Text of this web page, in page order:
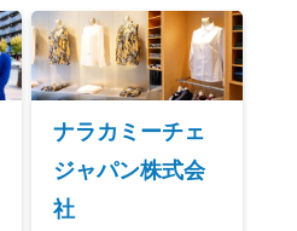
ナラカミーチェ
ジャパン株式会
社